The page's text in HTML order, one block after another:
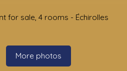
More photos